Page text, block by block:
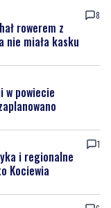
w powiecie
i regionalne
zimy. Polska lepiej